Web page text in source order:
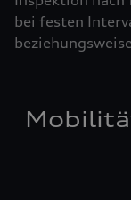
bei festen